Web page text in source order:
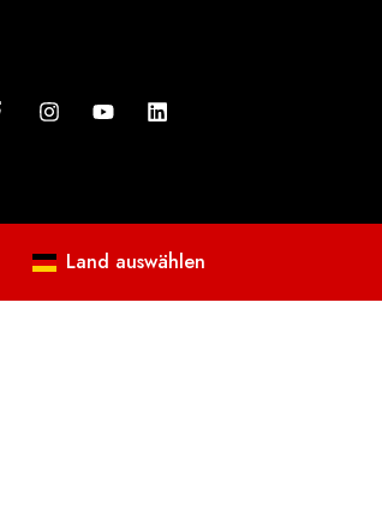
Land auswählen